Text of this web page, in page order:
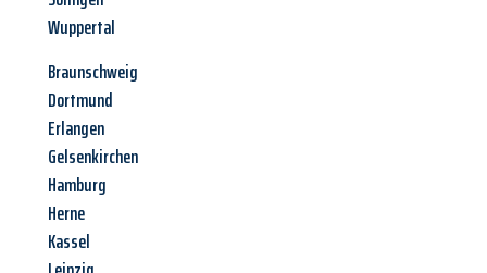
Wuppertal
Braunschweig
Dortmund
Erlangen
Gelsenkirchen
Hamburg
Herne
Kassel